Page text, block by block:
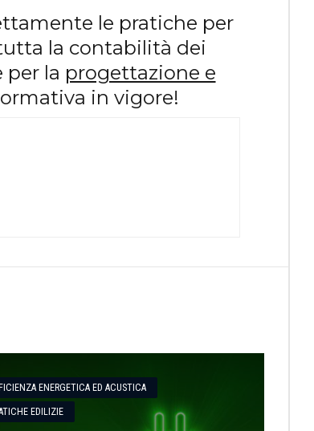
le pratiche per
la contabilità dei
la progettazione e
in vigore!
ENERGETICA ED ACUSTICA
EDILIZIE